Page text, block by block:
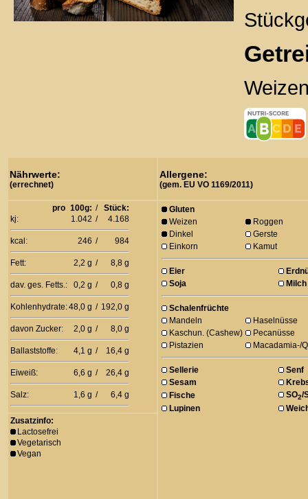
Nährwerte:
(errechnet)
Allergene:
(gem. EU VO 1169/2011)
pro 100g: / Stück:
kj:
1.042 / 4.168
kcal: 246 / 984
Fett: 2,2 g / 8,8 g
dav. ges. Fetts.: 0,2 g / 0,8 g
Kohlenhydrate:48,0 g / 192,0 g
davon Zucker: 2,0 g / 8,0 g
Ballaststoffe: 4,1 g / 16,4 g
Eiweiß: 6,6 g / 26,4 g
Salz: 1,6 g / 6,4 g
Gluten
Weizen
Roggen
Dinkel
Gerste
Einkorn
Kamut
Eier
Soja
Milch
Schalenfrüchte
Mandeln
Haselnüsse
Kaschun. (Cashew)
Pecanüsse
Pistazien
Macadamia-/
Sellerie
Senf
Sesam
Fische
SO2/
Lupinen
Zusatzinfo:
Lactosefrei
Vegetarisch
Vegan